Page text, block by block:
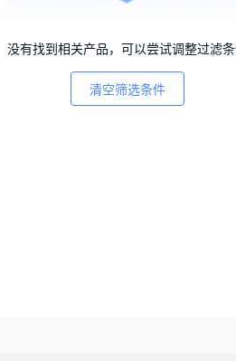
没有找到相关产品，可以尝试调整过滤
清空筛选条件